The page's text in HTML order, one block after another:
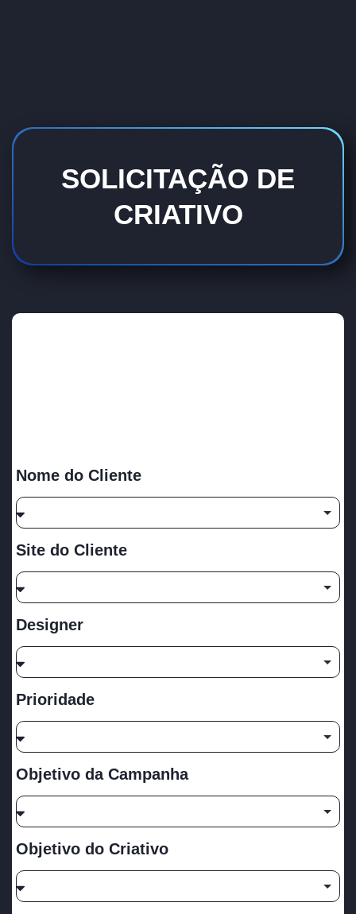
SOLICITAÇÃO DE
CRIATIVO
Nome do Cliente
Site do Cliente
Designer
Prioridade
Objetivo da Campanha
Objetivo do Criativo